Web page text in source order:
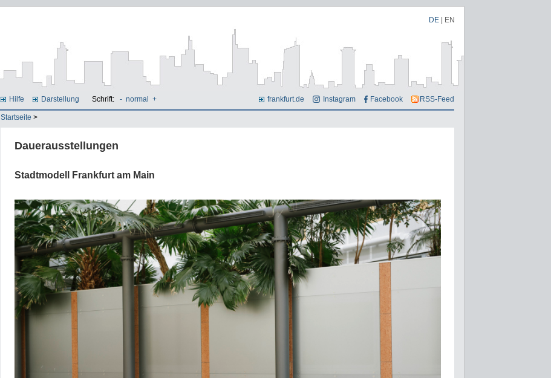
DE EN
Hilfe Darstellung Schrift: - normal + frankfurt.de Instagram Facebook RSS-Feed
Startseite >
Dauerausstellungen
Stadtmodell Frankfurt am Main